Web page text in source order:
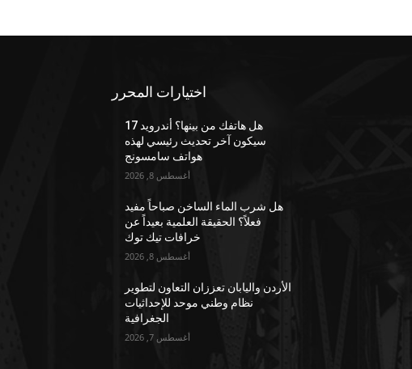
اختيارات المحرر
هل هاتفك من بينها؟ أندرويد 17
سيكون آخر تحديث رئيسي لهذه
هواتف سامسونج
أغسطس 8, 2026
هل شرب الماء الساخن صباحاً مفيد
فعلاً؟ الحقيقة العلمية بعيداً عن
خرافات تيك توك
أغسطس 8, 2026
الأردن واليابان تعززان التعاون لتطوير
نظام وطني موحد للإحداثيات
الجغرافية
أغسطس 7, 2026